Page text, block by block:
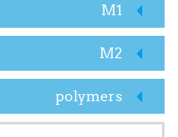
M1
M2
polymers